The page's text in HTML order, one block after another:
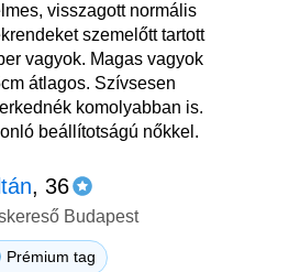
visszagott normális
szemelőtt tartott
vagyok. Magas vagyok
átlagos. Szívsesen
komolyabban is.
beállítotságú nőkkel.
, 36
Budapest
Prémium tag